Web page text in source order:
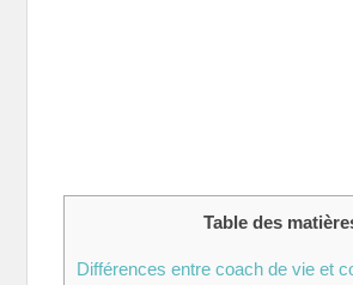
Table des
Différences entre coach de vie et